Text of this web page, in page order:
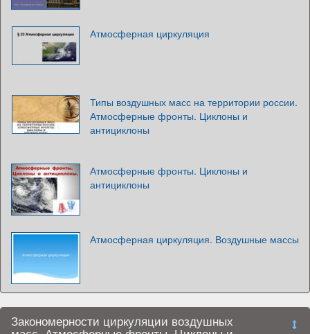
Атмосферная циркуляция
Типы воздушных масс на территории россии.
Атмосферные фронты. Циклоны и
антициклоны
Атмосферные фронты. Циклоны и
антициклоны
Атмосферная циркуляция. Воздушные массы
Закономерности циркуляции воздушных